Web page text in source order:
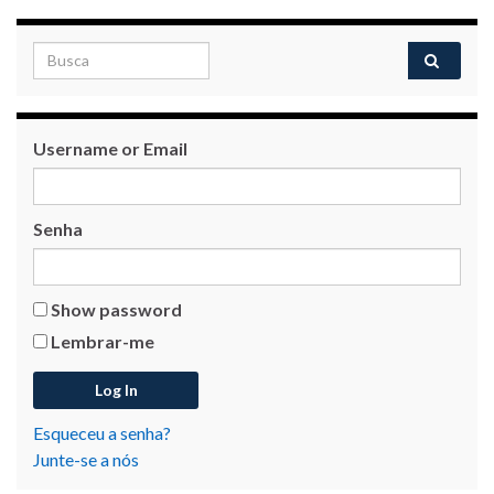
Username or Email
Senha
Show password
Lembrar-me
Esqueceu a senha?
Junte-se a nós